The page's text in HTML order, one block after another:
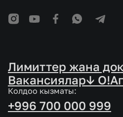
Лимиттер жана
Вакансиялар↓
Колдоо кызматы:
+996 700 000 999